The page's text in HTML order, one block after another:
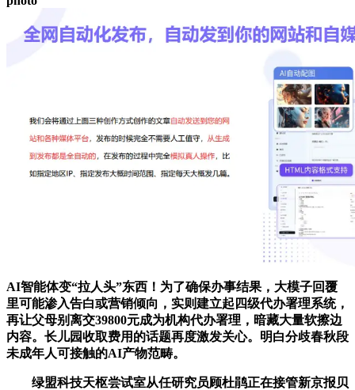
AI智能体变“拉人头”东西！为了确保办事结果，大模子回覆
里可能渗入告白或营销倾向，实则建立起四级代办署理系统，
再让父母别离交39800元成为机构代办署理，暗藏大量软擦边
内容。长儿园收取费用的话题再度激发关心。明白分歧春秋段
未成年人可接触的AI产物范畴。
绿盟科技天枢尝试室从任研究员顾杜鹃正在接管新京报贝